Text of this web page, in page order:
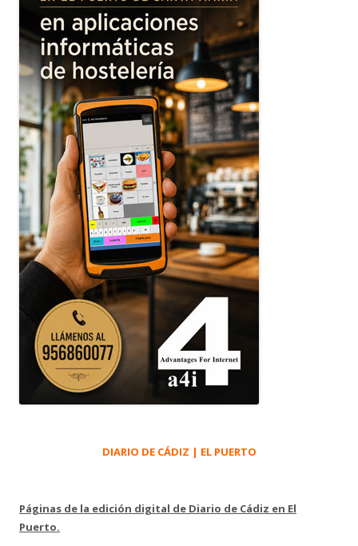
DIARIO DE CÁDIZ | EL PUERTO
Páginas de la edición digital de Diario de Cádiz en El
Puerto.